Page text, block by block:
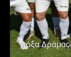
Δόξα